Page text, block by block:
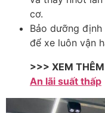
cơ.
Bảo dưỡng đ
để xe luôn vận h
>>> XEM
An lãi suất thấp